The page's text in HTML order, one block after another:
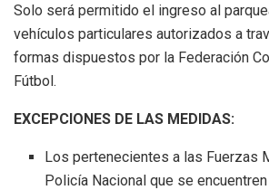
Solo será permitido el ingreso al
vehículos particulares autorizados a
formas dispuestos por la Federación
Fútbol.
EXCEPCIONES DE LAS MEDIDAS:
Los pertenecientes a las Fuerzas
Policía Nacional que se